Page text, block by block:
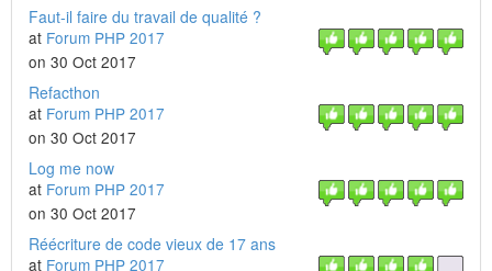
Faut-il faire du travail de qualité ?
at Forum PHP 2017
on 30 Oct 2017
Refacthon
at Forum PHP 2017
on 30 Oct 2017
Log me now
at Forum PHP 2017
on 30 Oct 2017
Réécriture de code vieux de 17 ans
at Forum PHP 2017